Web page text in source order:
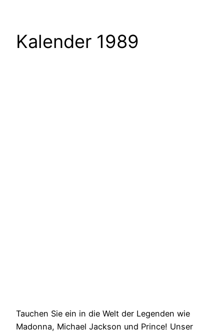
Kalender 1989
Tauchen Sie ein in die Welt der Legenden wie
Madonna, Michael Jackson und Prince! Unser